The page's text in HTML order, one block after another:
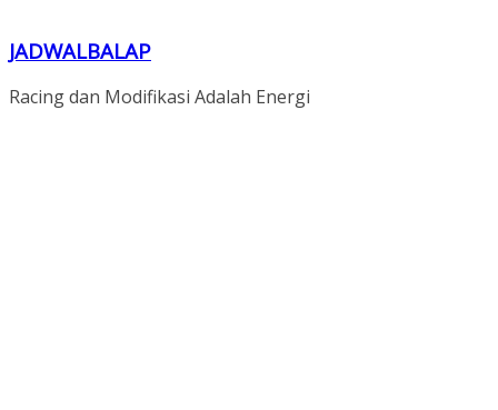
JADWALBALAP
Racing dan Modifikasi Adalah Energi